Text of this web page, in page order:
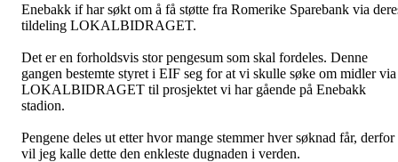
Enebakk if har søkt om å få støtte fra Romerike Sparebank via
tildeling LOKALBIDRAGET.
Det er en forholdsvis stor pengesum som skal fordeles. Denne
gangen bestemte styret i EIF seg for at vi skulle søke om midler via
LOKALBIDRAGET til prosjektet vi har gående på Enebakk
stadion.
Pengene deles ut etter hvor mange stemmer hver søknad får, derfor
vil jeg kalle dette den enkleste dugnaden i verden.